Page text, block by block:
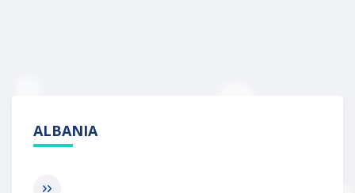
ALBANIA